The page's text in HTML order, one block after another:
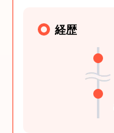
経歴